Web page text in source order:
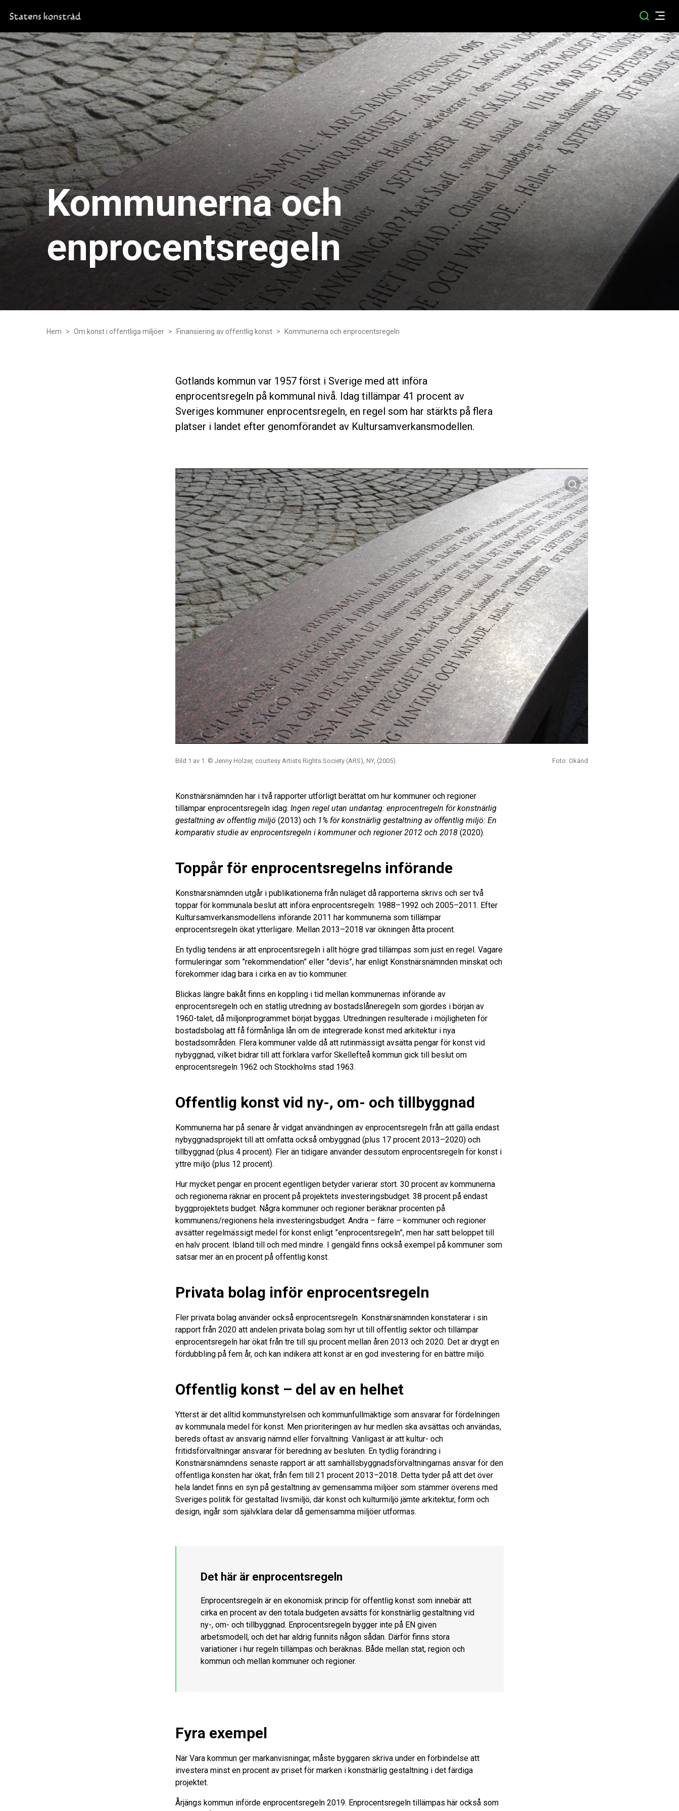
Kommunerna och
enprocentsregeln
Hem Om konst i offentliga miljöer Finansiering av offentlig konst Kommunerna och enprocentsregeln
Gotlands kommun var 1957 först i Sverige med att införa
enprocentsregeln på kommunal nivå. Idag tillämpar 41 procent av
Sveriges kommuner enprocentsregeln, en regel som har stärkts på flera
platser i landet efter genomförandet av Kultursamverkansmodellen.
Bild 1 av 1. © Jenny Holzer, courtesy Artists Rights Society (ARS), NY, (2005). Foto: Okänd
Konstnärsnämnden har i två rapporter utförligt berättat om hur kommuner och regioner
tillämpar enprocentsregeln idag: Ingen regel utan undantag: enprocentregeln för konstnärlig
gestaltning av offentlig miljö (2013) och 1% för konstnärlig gestaltning av offentlig miljö: En
komparativ studie av enprocentsregeln i kommuner och regioner 2012 och 2018 (2020).
Toppår för enprocentsregelns införande
Konstnärsnämnden utgår i publikationerna från nuläget då rapporterna skrivs och ser två
toppar för kommunala beslut att införa enprocentsregeln: 1988–1992 och 2005–2011. Efter
Kultursamverkansmodellens införande 2011 har kommunerna som tillämpar
enprocentsregeln ökat ytterligare. Mellan 2013–2018 var ökningen åtta procent.
En tydlig tendens är att enprocentsregeln i allt högre grad tillämpas som just en regel. Vagare
formuleringar som ”rekommendation” eller ”devis”, har enligt Konstnärsnämnden minskat och
förekommer idag bara i cirka en av tio kommuner.
Blickas längre bakåt finns en koppling i tid mellan kommunernas införande av
enprocentsregeln och en statlig utredning av bostadslåneregeln som gjordes i början av
1960-talet, då miljonprogrammet börjat byggas. Utredningen resulterade i möjligheten för
bostadsbolag att få förmånliga lån om de integrerade konst med arkitektur i nya
bostadsområden. Flera kommuner valde då att rutinmässigt avsätta pengar för konst vid
nybyggnad, vilket bidrar till att förklara varför Skellefteå kommun gick till beslut om
enprocentsregeln 1962 och Stockholms stad 1963.
Offentlig konst vid ny-, om- och tillbyggnad
Kommunerna har på senare år vidgat användningen av enprocentsregeln från att gälla endast
nybyggnadsprojekt till att omfatta också ombyggnad (plus 17 procent 2013–2020) och
tillbyggnad (plus 4 procent). Fler än tidigare använder dessutom enprocentsregeln för konst i
yttre miljö (plus 12 procent).
Hur mycket pengar en procent egentligen betyder varierar stort. 30 procent av kommunerna
och regionerna räknar en procent på projektets investeringsbudget. 38 procent på endast
byggprojektets budget. Några kommuner och regioner beräknar procenten på
kommunens/regionens hela investeringsbudget. Andra – färre – kommuner och regioner
avsätter regelmässigt medel för konst enligt ”enprocentsregeln”, men har satt beloppet till
en halv procent. Ibland till och med mindre. I gengäld finns också exempel på kommuner som
satsar mer än en procent på offentlig konst.
Privata bolag inför enprocentsregeln
Fler privata bolag använder också enprocentsregeln. Konstnärsnämnden konstaterar i sin
rapport från 2020 att andelen privata bolag som hyr ut till offentlig sektor och tillämpar
enprocentsregeln har ökat från tre till sju procent mellan åren 2013 och 2020. Det är drygt en
fördubbling på fem år, och kan indikera att konst är en god investering för en bättre miljö.
Offentlig konst – del av en helhet
Ytterst är det alltid kommunstyrelsen och kommunfullmäktige som ansvarar för fördelningen
av kommunala medel för konst. Men prioriteringen av hur medlen ska avsättas och användas,
bereds oftast av ansvarig nämnd eller förvaltning. Vanligast är att kultur- och
fritidsförvaltningar ansvarar för beredning av besluten. En tydlig förändring i
Konstnärsnämndens senaste rapport är att samhällsbyggnadsförvaltningarnas ansvar för den
offentliga konsten har ökat, från fem till 21 procent 2013–2018. Detta tyder på att det över
hela landet finns en syn på gestaltning av gemensamma miljöer som stämmer överens med
Sveriges politik för gestaltad livsmiljö, där konst och kulturmiljö jämte arkitektur, form och
design, ingår som självklara delar då gemensamma miljöer utformas.
Det här är enprocentsregeln
Enprocentsregeln är en ekonomisk princip för offentlig konst som innebär att
cirka en procent av den totala budgeten avsätts för konstnärlig gestaltning vid
ny-, om- och tillbyggnad. Enprocentsregeln bygger inte på EN given
arbetsmodell, och det har aldrig funnits någon sådan. Därför finns stora
variationer i hur regeln tillämpas och beräknas. Både mellan stat, region och
kommun och mellan kommuner och regioner.
Fyra exempel
När Vara kommun ger markanvisningar, måste byggaren skriva under en förbindelse att
investera minst en procent av priset för marken i konstnärlig gestaltning i det färdiga
projektet.
Årjängs kommun införde enprocentsregeln 2019. Enprocentsregeln tillämpas här också som